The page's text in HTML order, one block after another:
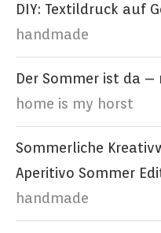
DIY: Textildruck auf
handmade
Der Sommer ist da –
home is my horst
Sommerliche
Aperitivo Sommer
handmade